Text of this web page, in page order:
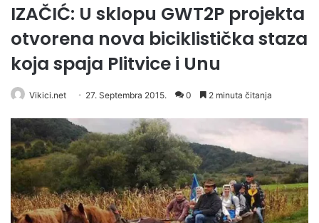
IZAČIĆ: U sklopu GWT2P projekta
otvorena nova biciklistička staza
koja spaja Plitvice i Unu
Vikici.net 27. Septembra 2015. 0 2 minuta čitanja